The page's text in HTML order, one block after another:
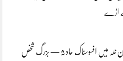
اڑے
نلہ میں افسوسناک حادثہ — بزرگ شخص